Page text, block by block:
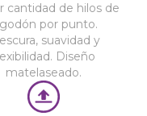
cantidad de hilos de
por punto.
suavidad y
Diseño
matelaseado.